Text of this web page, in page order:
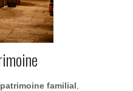
familial